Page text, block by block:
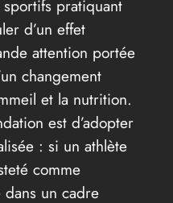
pratiquant
d’un effet
attention portée
changement
et la nutrition.
est d’adopter
: si un athlète
comme
un cadre